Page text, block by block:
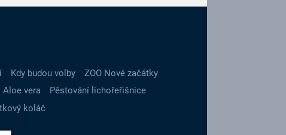
Kdy budou volby
ZOO Nové začátky
Aloe vera
Pěstování lichořeřišnice
koláč